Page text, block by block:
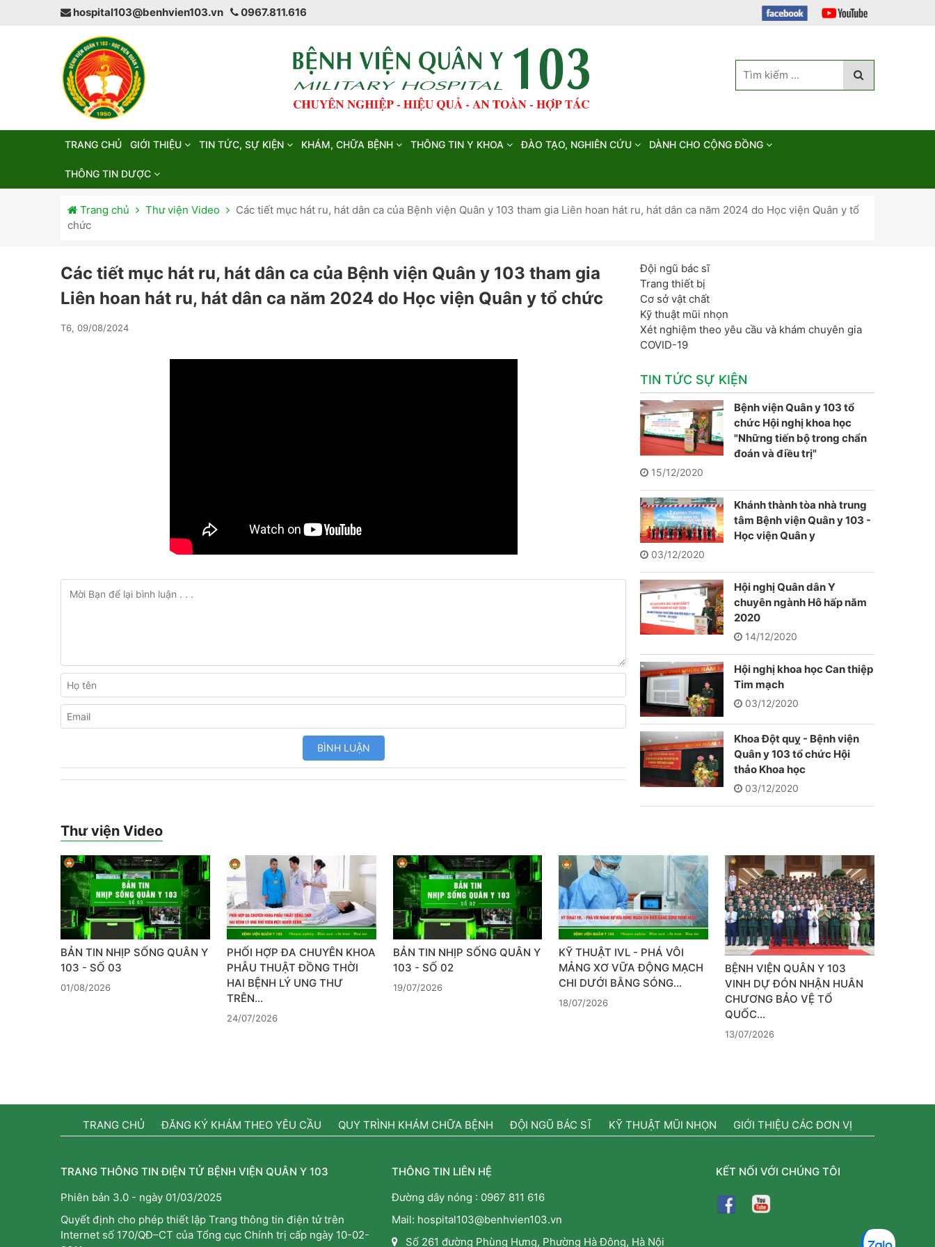
hospital103@benhvien103.vn 0967.811.616
TRANG CHỦ GIỚI THIỆU TIN TỨC, SỰ KIỆN KHÁM, CHỮA BỆNH THÔNG TIN Y KHOA ĐÀO TẠO, NGHIÊN CỨU DÀNH CHO CỘNG ĐỒNG
THÔNG TIN DƯỢC
Trang chủ Thư viện Video
Các tiết mục hát ru, hát dân ca của Bệnh viện Quân y 103 tham gia Liên hoan hát ru, hát dân ca năm 2024 do Học viện Quân y tổ
chức
Các tiết mục hát ru, hát dân ca của Bệnh viện Quân y 103 tham gia
Liên hoan hát ru, hát dân ca năm 2024 do Học viện Quân y tổ chức
T6, 09/08/2024
Đội ngũ bác sĩ
Trang thiết bị
Cơ sở vật chất
Kỹ thuật mũi nhọn
Xét nghiệm theo yêu cầu và khám chuyên gia
COVID-19
TIN TỨC SỰ KIỆN
Bệnh viện Quân y 103 tổ
chức Hội nghị khoa học
"Những tiến bộ trong chẩn
đoán và điều trị"
15/12/2020
Khánh thành tòa nhà trung
tâm Bệnh viện Quân y 103 -
Học viện Quân y
03/12/2020
Hội nghị Quân dân Y
chuyên ngành Hô hấp năm
2020
14/12/2020
Hội nghị khoa học Can thiệp
Tim mạch
03/12/2020
Khoa Đột quỵ - Bệnh viện
Quân y 103 tổ chức Hội
thảo Khoa học
03/12/2020
Thư viện Video
BẢN TIN NHỊP SỐNG QUÂN Y
103 - SỐ 03
01/08/2026
PHỐI HỢP ĐA CHUYÊN KHOA
PHẪU THUẬT ĐỒNG THỜI
HAI BỆNH LÝ UNG THƯ
TRÊN…
24/07/2026
BẢN TIN NHỊP SỐNG QUÂN Y
103 - SỐ 02
19/07/2026
KỸ THUẬT IVL - PHÁ VÔI
MẢNG XƠ VỮA ĐỘNG MẠCH
CHI DƯỚI BẰNG SÓNG…
18/07/2026
BỆNH VIỆN QUÂN Y 103
VINH DỰ ĐÓN NHẬN HUÂN
CHƯƠNG BẢO VỆ TỔ
QUỐC…
13/07/2026
TRANG CHỦ ĐĂNG KÝ KHÁM THEO YÊU CẦU QUY TRÌNH KHÁM CHỮA BỆNH ĐỘI NGŨ BÁC SĨ KỸ THUẬT MŨI NHỌN GIỚI THIỆU CÁC ĐƠN VỊ
TRANG THÔNG TIN ĐIỆN TỬ BỆNH VIỆN QUÂN Y 103
Phiên bản 3.0 - ngày 01/03/2025
Quyết định cho phép thiết lập Trang thông tin điện tử trên
Internet số 170/QĐ–CT của Tổng cục Chính trị cấp ngày 10-02-
THÔNG TIN LIÊN HỆ
Đường dây nóng : 0967 811 616
Mail: hospital103@benhvien103.vn
Số 261 đường Phùng Hưng, Phường Hà Đông, Hà Nội
KẾT NỐI VỚI CHÚNG TÔI